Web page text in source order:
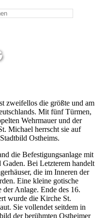
zweifellos die größte und am
Mit fünf Türmen,
Wehrmauer und der
Michael herrscht sie auf
Ostheims.
die Befestigungsanlage mit
Bei Letzterem handelt
die im Inneren der
Eine kleine gotische
Anlage. Ende des 16.
wurde die Kirche St.
Sie vollendet seitdem in
der berühmten Ostheimer